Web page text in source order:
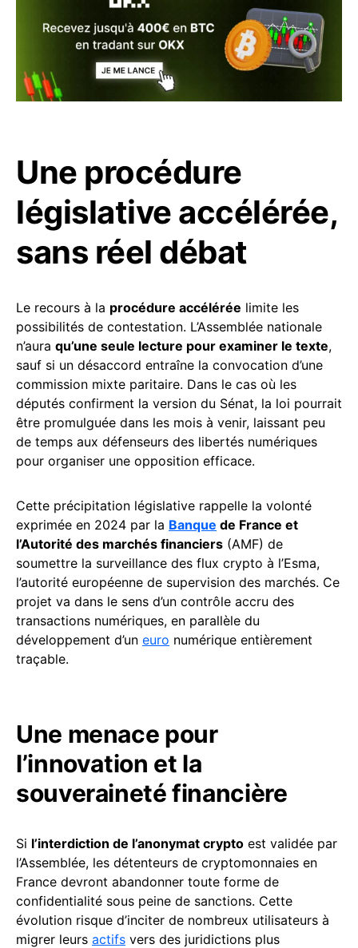
Une procédure
législative accélérée,
sans réel débat
Le recours à la procédure accélérée limite les
possibilités de contestation. L’Assemblée nationale
n’aura qu’une seule lecture pour examiner le texte,
sauf si un désaccord entraîne la convocation d’une
commission mixte paritaire. Dans le cas où les
députés confirment la version du Sénat, la loi pourrait
être promulguée dans les mois à venir, laissant peu
de temps aux défenseurs des libertés numériques
pour organiser une opposition efficace.
Cette précipitation législative rappelle la volonté
exprimée en 2024 par la Banque de France et
l’Autorité des marchés financiers (AMF) de
soumettre la surveillance des flux crypto à l’Esma,
l’autorité européenne de supervision des marchés. Ce
projet va dans le sens d’un contrôle accru des
transactions numériques, en parallèle du
développement d’un euro numérique entièrement
traçable.
Une menace pour
l’innovation et la
souveraineté financière
Si l’interdiction de l’anonymat crypto est validée par
l’Assemblée, les détenteurs de cryptomonnaies en
France devront abandonner toute forme de
confidentialité sous peine de sanctions. Cette
évolution risque d’inciter de nombreux utilisateurs à
migrer leurs actifs vers des juridictions plus